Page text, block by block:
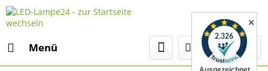
Menü
✕